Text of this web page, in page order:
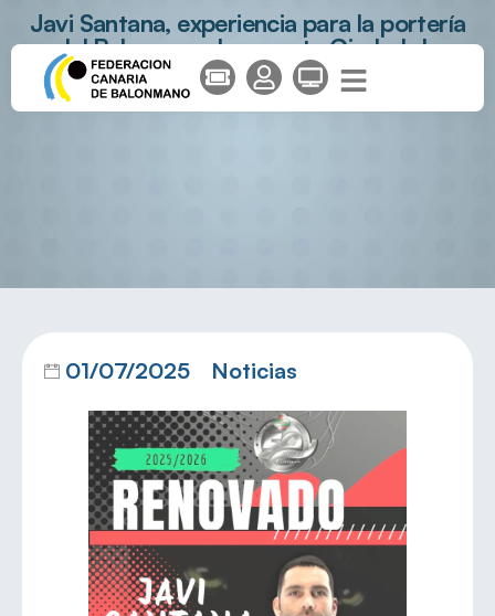
Javi Santana, experiencia para la portería
del Balonmano Lanzarote Ciudad de
Arrecife
01/07/2025 Noticias